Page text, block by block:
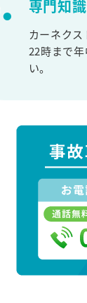
専門知
カーネク
22時まで
い。